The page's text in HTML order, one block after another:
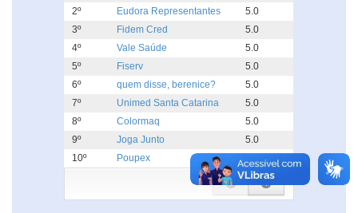
2º
Eudora Representantes
5.0
3º
Fidem Cred
5.0
4º
Vale Saúde
5.0
5º
Fiserv
5.0
6º
quem disse, berenice?
5.0
7º
Unimed Santa Catarina
5.0
8º
Colormaq
5.0
9º
Joga Junto
5.0
10º
Poupex